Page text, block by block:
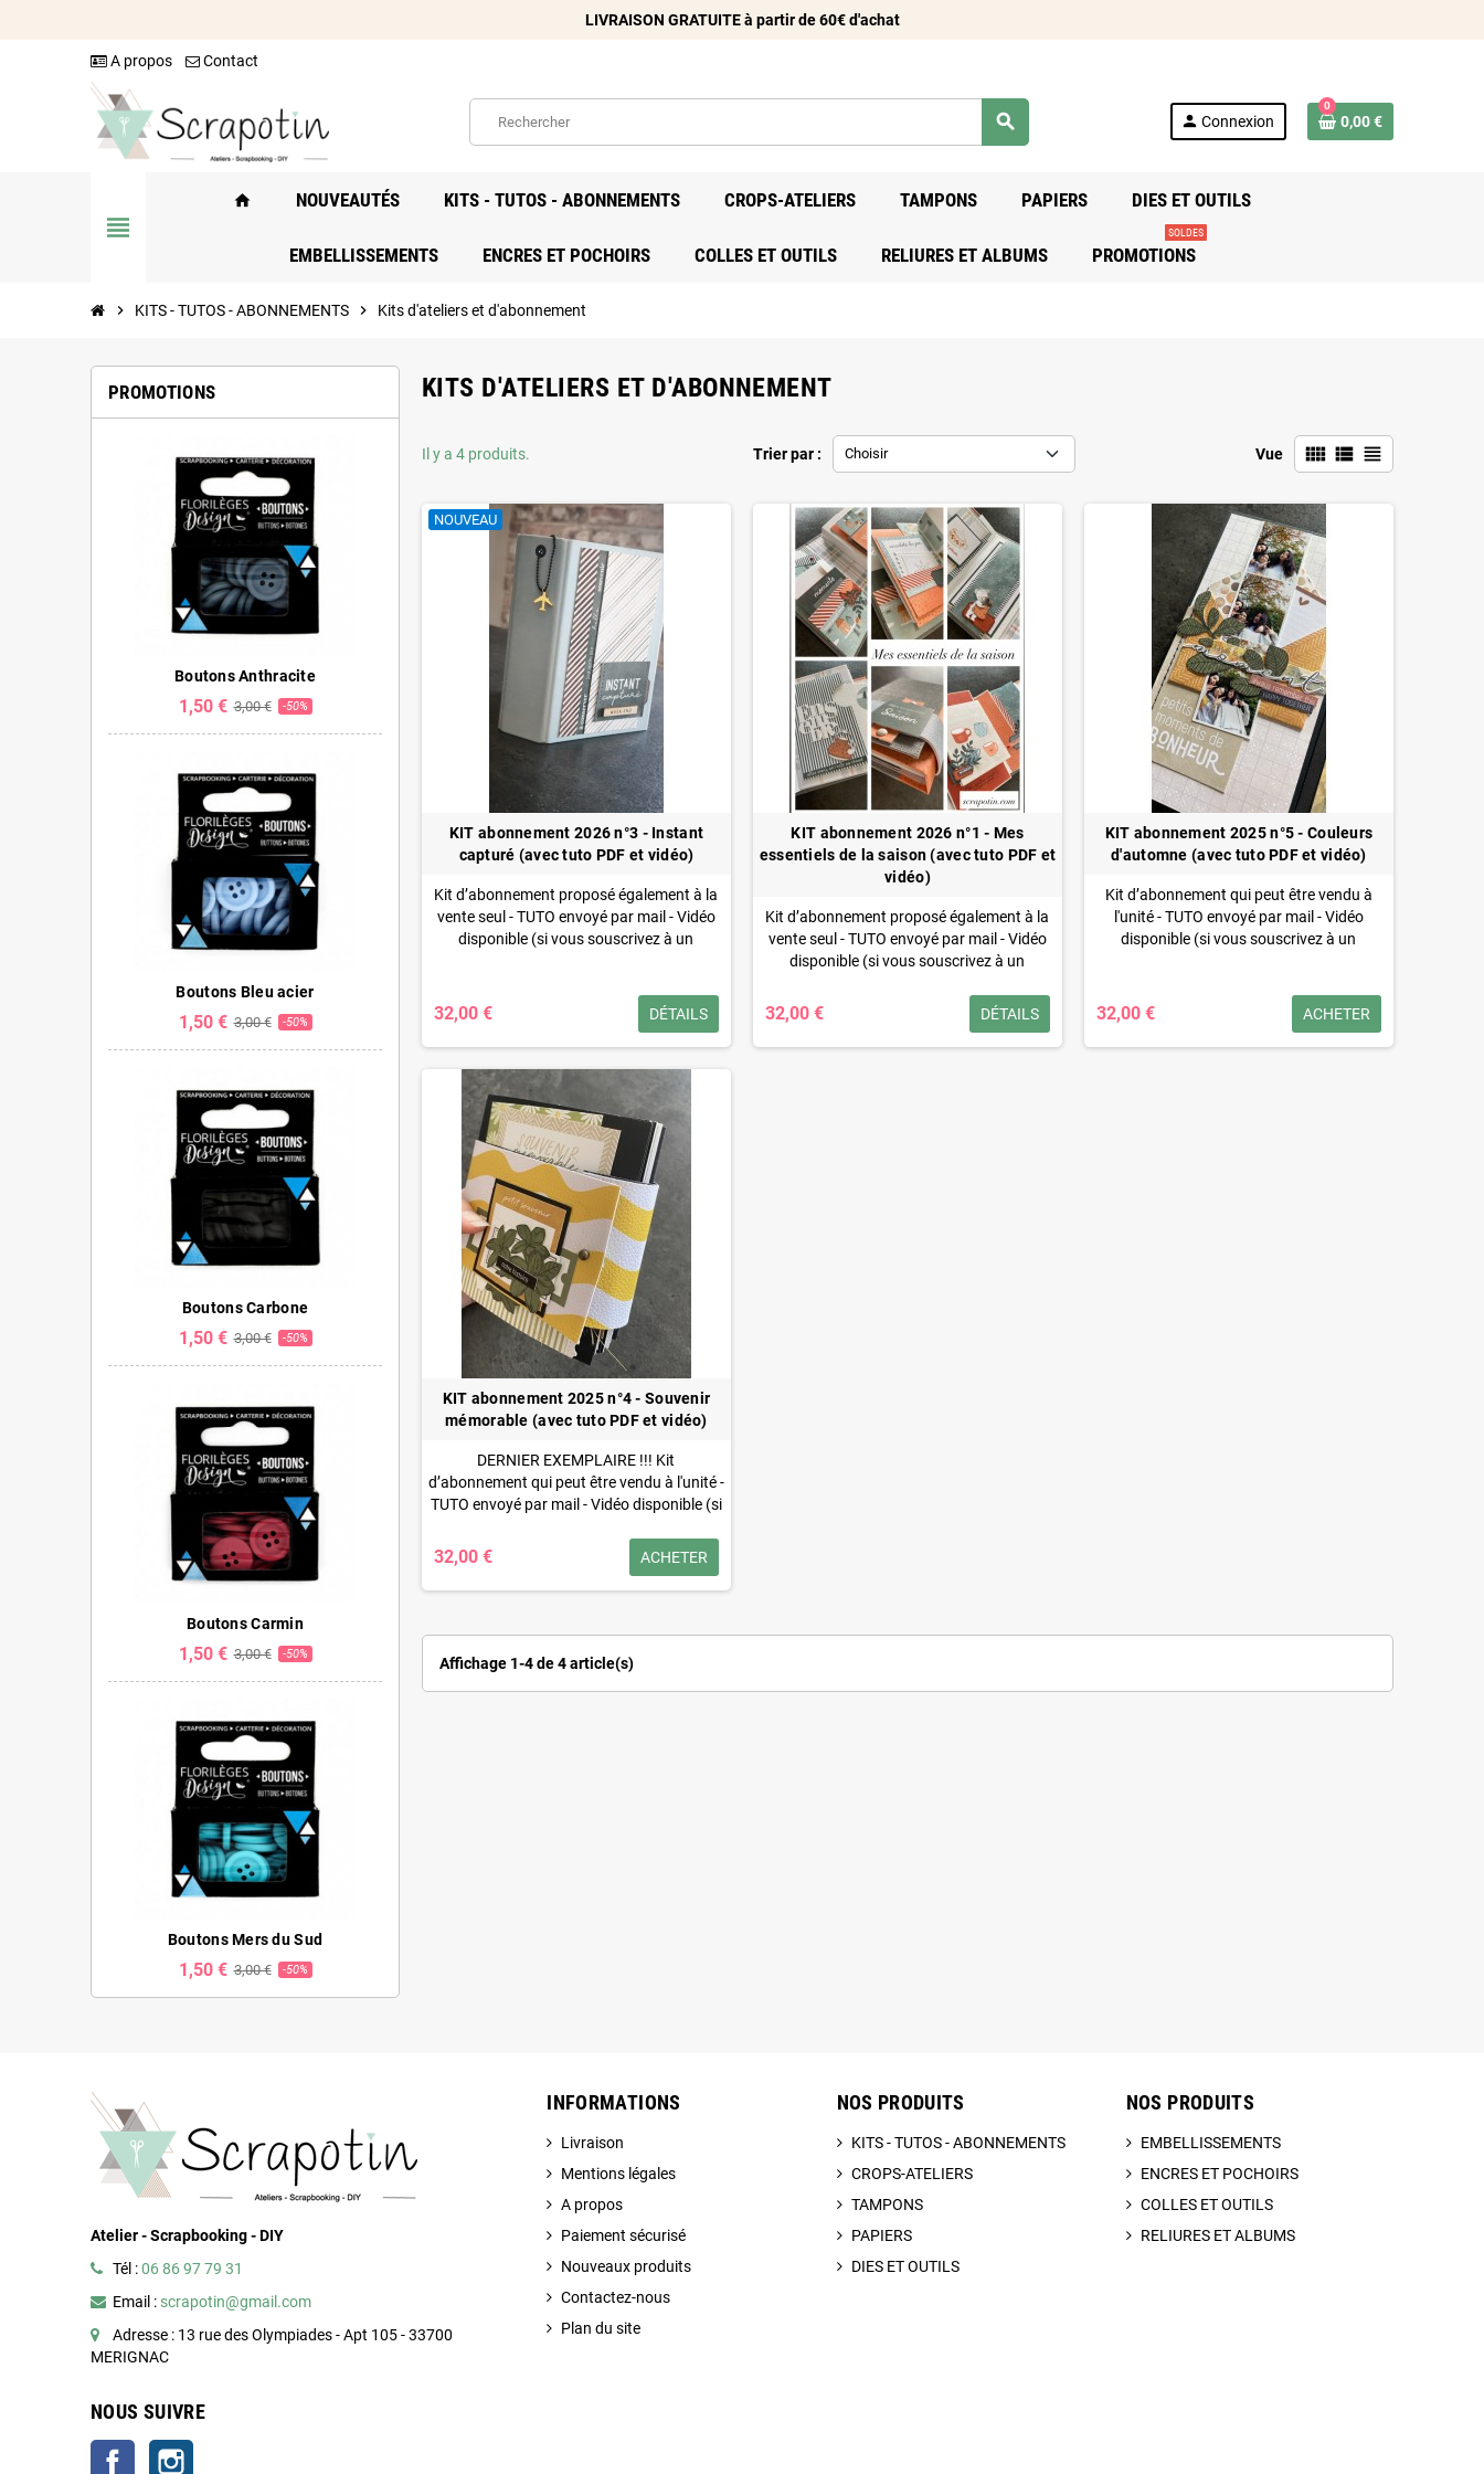
LIVRAISON GRATUITE à partir de 60€ d'achat
A propos Contact
search person Connexion
0
0,00 €
view_headline
home NOUVEAUTÉS KITS - TUTOS - ABONNEMENTS CROPS-ATELIERS TAMPONS PAPIERS DIES ET OUTILS
EMBELLISSEMENTS ENCRES ET POCHOIRS COLLES ET OUTILS RELIURES ET ALBUMS PROMOTIONS
SOLDES
chevron_right KITS - TUTOS - ABONNEMENTS chevron_right Kits d'ateliers et d'abonnement
PROMOTIONS
Boutons Anthracite
1,50 € 3,00 € -50%
Boutons Bleu acier
1,50 € 3,00 € -50%
Boutons Carbone
1,50 € 3,00 € -50%
Boutons Carmin
1,50 € 3,00 € -50%
Boutons Mers du Sud
1,50 € 3,00 € -50%
KITS D'ATELIERS ET D'ABONNEMENT
Trier par : Choisir Vue view_comfy view_list view_headline
Il y a 4 produits.
NOUVEAU
KIT abonnement 2026 n°3 - Instant
capturé (avec tuto PDF et vidéo)
Kit d’abonnement proposé également à la
vente seul - TUTO envoyé par mail - Vidéo
disponible (si vous souscrivez à un
32,00 € DÉTAILS
KIT abonnement 2026 n°1 - Mes
essentiels de la saison (avec tuto PDF et
vidéo)
Kit d’abonnement proposé également à la
vente seul - TUTO envoyé par mail - Vidéo
disponible (si vous souscrivez à un
votre abonnement à un tarif préférentiel)
32,00 € DÉTAILS
KIT abonnement 2025 n°5 - Couleurs
d'automne (avec tuto PDF et vidéo)
Kit d’abonnement qui peut être vendu à
l'unité - TUTO envoyé par mail - Vidéo
disponible (si vous souscrivez à un
32,00 € ACHETER
KIT abonnement 2025 n°4 - Souvenir
mémorable (avec tuto PDF et vidéo)
DERNIER EXEMPLAIRE !!! Kit
d’abonnement qui peut être vendu à l'unité -
TUTO envoyé par mail - Vidéo disponible(si
pouvez l'inclure dans votre abonnement à
un tarif préférentiel)
32,00 € ACHETER
Affichage 1-4 de 4 article(s)
Atelier - Scrapbooking - DIY
Tél :06 86 97 79 31
Email : scrapotin@gmail.com
Adresse : 13 rue des Olympiades - Apt 105 - 33700
MERIGNAC
NOUS SUIVRE
Facebook
INFORMATIONS
Livraison
Mentions légales
A propos
Paiement sécurisé
Nouveaux produits
Contactez-nous
Plan du site
NOS PRODUITS
KITS - TUTOS - ABONNEMENTS
CROPS-ATELIERS
TAMPONS
PAPIERS
DIES ET OUTILS
NOS PRODUITS
EMBELLISSEMENTS
ENCRES ET POCHOIRS
COLLES ET OUTILS
RELIURES ET ALBUMS